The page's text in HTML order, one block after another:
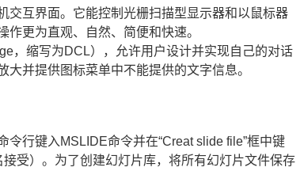
交互界面。它能控制光栅扫描型显示器和以鼠标器
更为直观、自然、简便和快速。
，缩写为DCL），允许用户设计并实现自己的对话
并提供图标菜单中不能提供的文字信息。
行键入MSLIDE命令并在“Creat slide file”框中键
受）。为了创建幻灯片库，将所有幻灯片文件保存